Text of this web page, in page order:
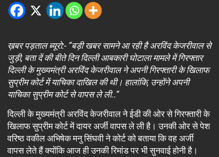
ख़बर पड़ताल ब्यूरो:- “बड़ी खबर सामने आ रही है अरविंद केजरीवाल से
जुड़ी, बता दें की बीते दिन दिल्ली आबकारी घोटाला मामले में गिरफ्तार
दिल्ली के मुख्यमंत्री अरविंद केजरीवाल ने अपनी गिरफ्तारी के खिलाफ
सुप्रीम कोर्ट में याचिका दाखिल की थी। हालांकि, उन्होंने अपनी
याचिका सुप्रीम कोर्ट से वापस ले ली..”
दिल्ली के मुख्यमंत्री अरविंद केजरीवाल ने ईडी की ओर से गिरफ्तारी के
खिलाफ सुप्रीम कोर्ट में दायर अर्जी वापस ले ली है। उनकी ओर से पेश
वरिष्ठ वकील अभिषेक मनु सिंघवी ने कोर्ट को बताया कि वह अर्जी
वापस लेते हैं क्योंकि आज ही उनकी रिमांड पर भी सुनवाई होनी है।